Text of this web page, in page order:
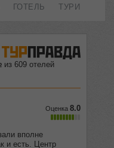
ГОТЕЛЬ ТУРИ